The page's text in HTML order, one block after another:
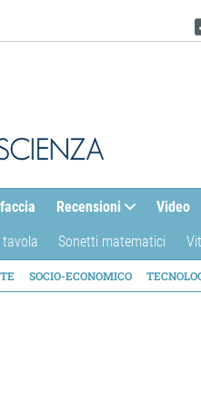
Recensioni Video
tavola Sonetti matematici
SOCIO-ECONOMICO